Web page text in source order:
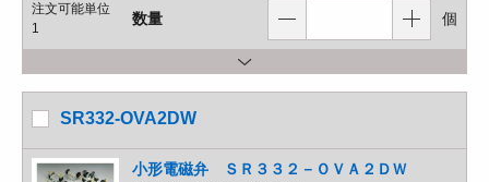
注文可能単位
1
数量 個
SR332-OVA2DW
小形電磁弁 ＳＲ３３２－ＯＶＡ２ＤＷ